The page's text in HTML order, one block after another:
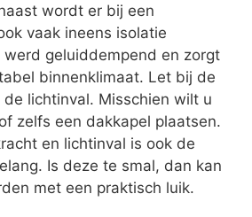
wordt er bij een
vaak ineens isolatie
werd geluiddempend en zorgt
binnenklimaat. Let bij de
lichtinval. Misschien wilt u
zelfs een dakkapel plaatsen.
en lichtinval is ook de
Is deze te smal, dan kan
met een praktisch luik.